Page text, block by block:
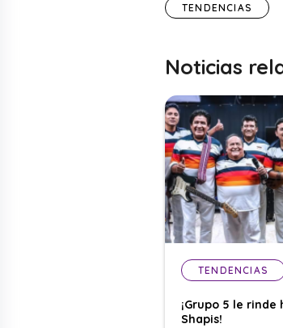
TENDENCIAS
Noticias
TENDENCIAS
¡Grupo 5 le
Shapis!